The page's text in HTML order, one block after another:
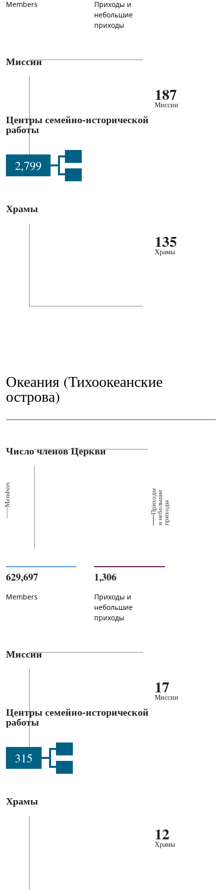
Members
Приходы и
небольшие
приходы
Миссии
187
Миссии
Центры семейно-исторической
работы
2,799
Храмы
135
Храмы
Океания (Тихоокеанские
острова)
Число членов Церкви
Members П
р
их
о
д
ы
и
н
е
б
о
ль
ш
ие
п
р
и
х
о
ды
629,697
Members
1,306
Приходы и
небольшие
приходы
Миссии
17
Миссии
Центры семейно-исторической
работы
315
Храмы
12
Храмы